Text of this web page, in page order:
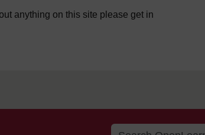
anything on this site please get in